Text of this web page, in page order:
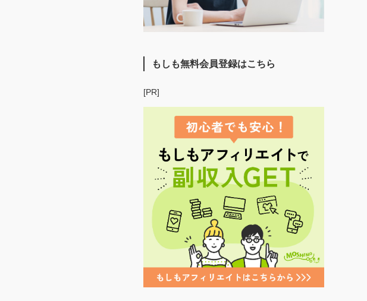
もしも無料会員登録はこちら
[PR]